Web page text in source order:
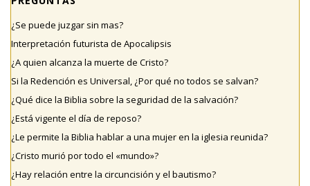
¿Se puede juzgar sin mas?
Interpretación futurista de Apocalipsis
¿A quien alcanza la muerte de Cristo?
Si la Redención es Universal, ¿Por qué no todos se salvan?
¿Qué dice la Biblia sobre la seguridad de la salvación?
¿Está vigente el día de reposo?
¿Le permite la Biblia hablar a una mujer en la iglesia reunida?
¿Cristo murió por todo el «mundo»?
¿Hay relación entre la circuncisión y el bautismo?